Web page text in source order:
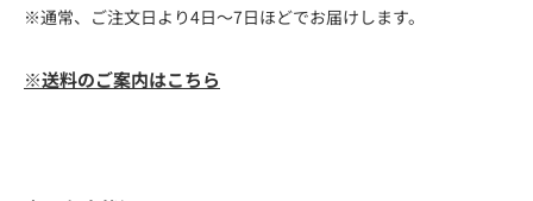
※通常、ご注文日より4日～7日ほどでお届けします。
※送料のご案内はこちら